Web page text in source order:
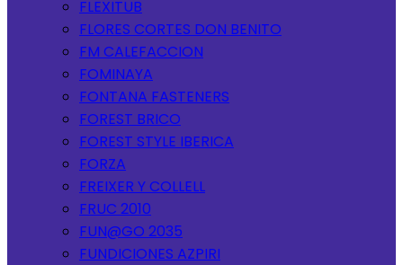
FLEXITUB
FLORES CORTES DON BENITO
FM CALEFACCION
FOMINAYA
FONTANA FASTENERS
FOREST BRICO
FOREST STYLE IBERICA
FORZA
FREIXER Y COLLELL
FRUC 2010
FUN@GO 2035
FUNDICIONES AZPIRI